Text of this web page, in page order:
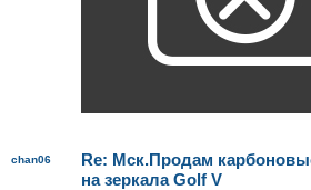
Re: Мск.Продам
на зеркала Golf V
chan06